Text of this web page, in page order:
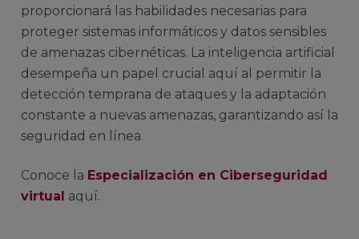
proporcionará las habilidades necesarias para
proteger sistemas informáticos y datos sensibles
de amenazas cibernéticas. La inteligencia artificial
desempeña un papel crucial aquí al permitir la
detección temprana de ataques y la adaptación
constante a nuevas amenazas, garantizando así la
seguridad en línea.
Conoce la Especialización en Ciberseguridad
virtual aquí.